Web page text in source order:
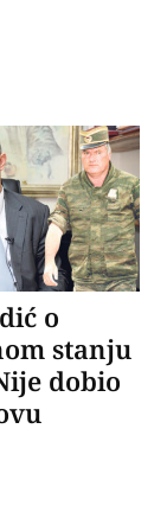
o
stanju
dobio